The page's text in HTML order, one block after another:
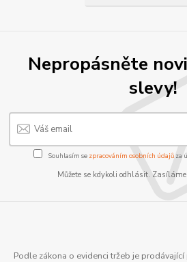
Nepropásněte
slevy!
Souhlasím se zpracováním osobních údajůza
Můžete se kdykoli odhlásit.
Podle zákona o evidenci tržeb je